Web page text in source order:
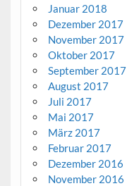
Januar 2018
Dezember 2017
November 2017
Oktober 2017
September 2017
August 2017
Juli 2017
Mai 2017
März 2017
Februar 2017
Dezember 2016
November 2016